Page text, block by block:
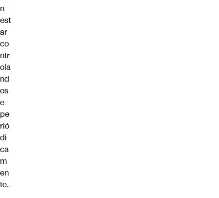
n
est
ar
co
ntr
ola
nd
os
e
pe
rió
di
ca
m
en
te.